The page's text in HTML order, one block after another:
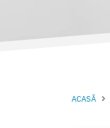
ACASĂ